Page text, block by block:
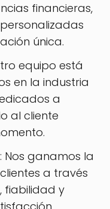
financieras,
única.
equipo está
en la industria
a
al cliente
Nos ganamos la
a través
fiabilidad y